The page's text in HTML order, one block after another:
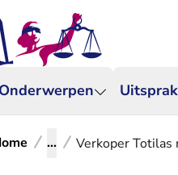
Onderwerpen
... Verkoper Totilas